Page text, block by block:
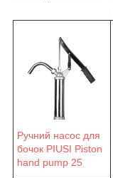
Ручний насос для
бочок PIUSI Piston
hand pump 25